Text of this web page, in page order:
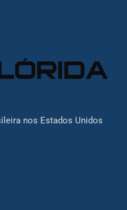
nos Estados Unidos